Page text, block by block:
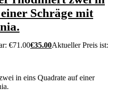
Schräge mit
€71.00€35.00Aktueller Preis ist:
in eins Quadrate auf einer